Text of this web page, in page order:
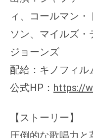
ィ、コールマン
ソン、マイルズ
ジョーンズ
配給：キノフィル
公式HP： https://
【ストーリー】